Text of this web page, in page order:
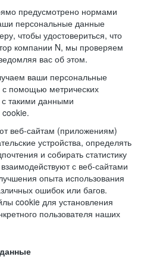
предусмотрено нормами
персональные данные
чтобы удостовериться, что
компании N, мы проверяем
вас об этом.
ваши персональные
с помощью метрических
такими данными
веб-сайтам (приложениям)
устройства, определять
и собирать статистику
с веб-сайтами
опыта использования
ошибок или багов.
cookie для установления
пользователя наших